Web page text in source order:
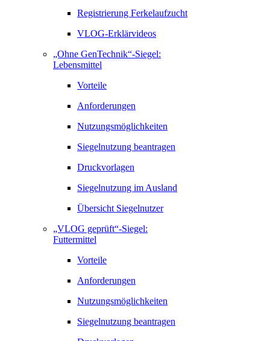
Registrierung Ferkelaufzucht
VLOG-Erklärvideos
„Ohne GenTechnik“-Siegel:
Lebensmittel
Vorteile
Anforderungen
Nutzungsmöglichkeiten
Siegelnutzung beantragen
Druckvorlagen
Siegelnutzung im Ausland
Übersicht Siegelnutzer
„VLOG geprüft“-Siegel:
Futtermittel
Vorteile
Anforderungen
Nutzungsmöglichkeiten
Siegelnutzung beantragen